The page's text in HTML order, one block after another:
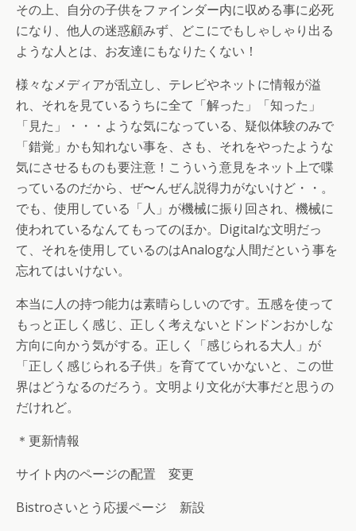
その上、自分の子供をファインダー内に収める事に必死
になり、他人の迷惑顧みず、どこにでもしゃしゃり出る
ような人とは、お友達にもなりたくない！
様々なメディアが乱立し、テレビやネットに情報が溢
れ、それを見ているうちに全て「解った」「知った」
「見た」・・・ような気になっている、疑似体験のみで
「錯覚」かも知れない事を、さも、それをやったような
気にさせるものも要注意！こういう意見をネット上で喋
っているのだから、ぜ〜んぜん説得力がないけど・・。
でも、使用している「人」が機械に振り回され、機械に
使われているなんてもってのほか。Digitalな文明だっ
て、それを使用しているのはAnalogな人間だという事を
忘れてはいけない。
本当に人の持つ能力は素晴らしいのです。五感を使って
もっと正しく感じ、正しく考えないとドンドンおかしな
方向に向かう気がする。正しく「感じられる大人」が
「正しく感じられる子供」を育てていかないと、この世
界はどうなるのだろう。文明より文化が大事だと思うの
だけれど。
＊更新情報
サイト内のページの配置 変更
Bistroさいとう応援ページ 新設